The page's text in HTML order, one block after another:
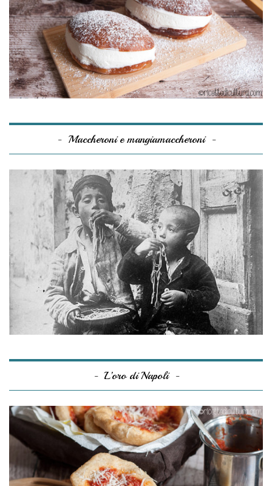
Maccheroni e mangiamaccheroni
L’oro di Napoli